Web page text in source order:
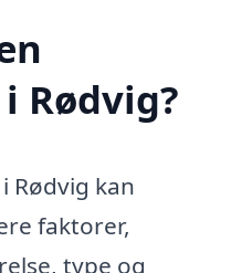
Rødvig?
Rødvig kan
faktorer,
type og